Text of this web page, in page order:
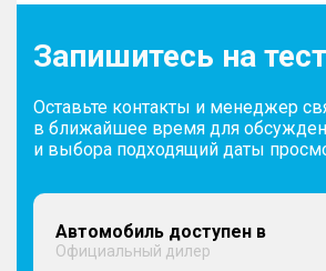
Запишитесь на
Оставьте контакты и менеджер
в ближайшее время для
и выбора подходящий даты
Автомобиль доступен в
Официальный дилер